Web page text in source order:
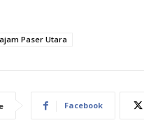
Paser Utara
Facebook